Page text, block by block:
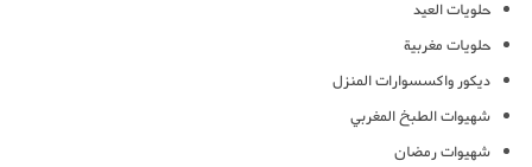
حلويات العيد
حلويات مغربية
ديكور واكسسوارات المنزل
شهيوات الطبخ المغربي
شهيوات رمضان